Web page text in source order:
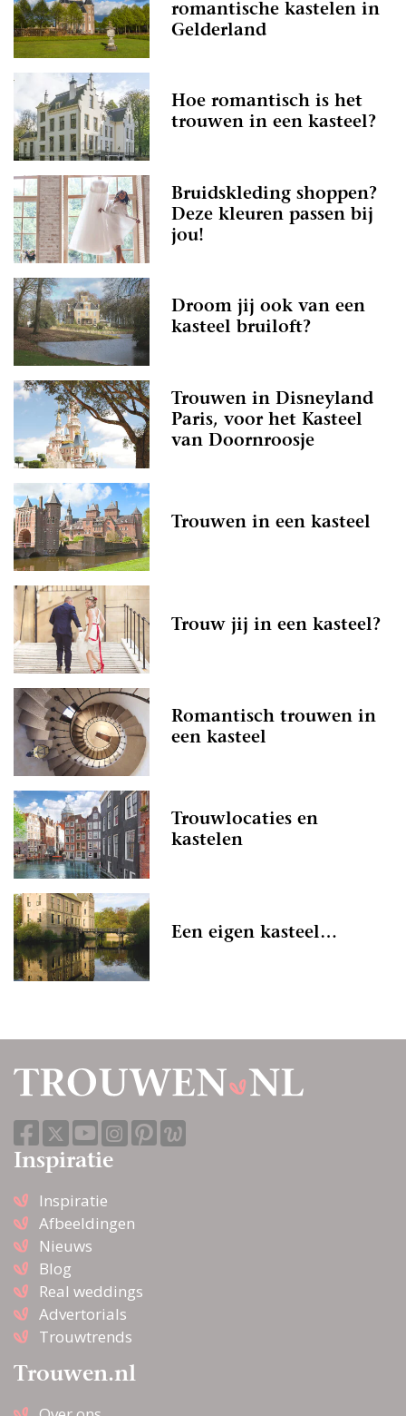
romantische kastelen in
Gelderland
Hoe romantisch is het
trouwen in een kasteel?
Bruidskleding shoppen?
Deze kleuren passen bij
jou!
Droom jij ook van een
kasteel bruiloft?
Trouwen in Disneyland
Paris, voor het Kasteel
van Doornroosje
Trouwen in een kasteel
Trouw jij in een kasteel?
Romantisch trouwen in
een kasteel
Trouwlocaties en
kastelen
Een eigen kasteel…
Inspiratie
Inspiratie
Afbeeldingen
Nieuws
Blog
Real weddings
Advertorials
Trouwtrends
Trouwen.nl